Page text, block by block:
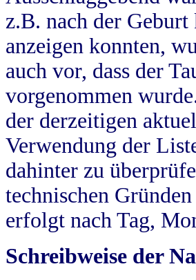
z.B. nach der
anzeigen konnten,
auch vor, dass der
vorgenommen
der derzeitigen
Verwendung der
dahinter zu
technischen
erfolgt nach Tag,
Schreibweise der